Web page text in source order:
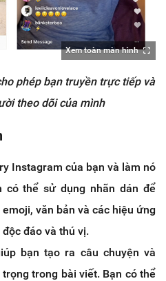
Xem toàn màn hình
phép bạn truyền trực tiếp và
theo dõi của mình
Instagram của bạn và làm nó
có thể sử dụng nhãn dán để
văn bản và các hiệu ứng
đáo và thú vị.
bạn tạo ra câu chuyện và
trong bài viết. Bạn có thể